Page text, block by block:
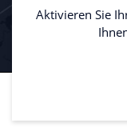
Aktivieren Sie